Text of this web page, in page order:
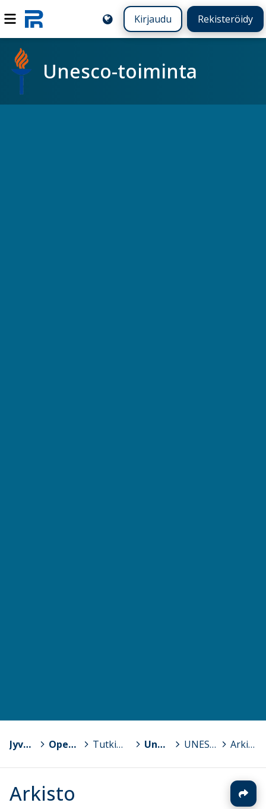
Kirjaudu Rekisteröidy
Unesco-toiminta
Jyväskylän yliopisto Opettajankoulutuslaitos > Tutkimus- ja kehittämishankkeita > Unesco-toiminta > UNESCO-toiminta yliopistolla Arkisto
Arkisto